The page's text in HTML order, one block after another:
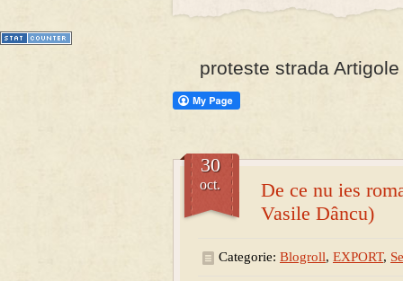
proteste strada
De ce nu ies
Vasile Dâncu)
30
oct.
Categorie: Blogroll, EXPORT,